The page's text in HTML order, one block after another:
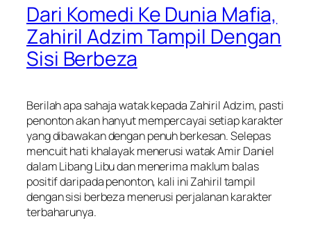
Dari Komedi Ke Dunia Mafia,
Zahiril Adzim Tampil Dengan
Sisi Berbeza
Berilah apa sahaja watak kepada Zahiril Adzim, pasti
penonton akan hanyut mempercayai setiap karakter
yang dibawakan dengan penuh berkesan. Selepas
mencuit hati khalayak menerusi watak Amir Daniel
dalam Libang Libu dan menerima maklum balas
positif daripada penonton, kali ini Zahiril tampil
dengan sisi berbeza menerusi perjalanan karakter
terbaharunya.